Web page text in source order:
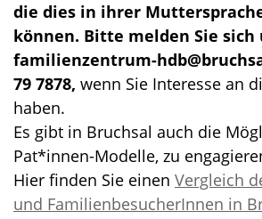
die dies in ihrer
können. Bitte melden Sie sich
familienzentrum-
79 7878, wenn Sie Interesse an
haben.
Es gibt in Bruchsal auch die
Pat*innen-Modelle, zu
Hier finden Sie einen Vergleich
und FamilienbesucherInnen in